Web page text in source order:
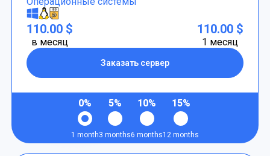
110.00 $
в месяц
Заказать сервер
110.00 $
1 месяц
0%
1 month
5%
3 months
10%
6 months
15%
12 months